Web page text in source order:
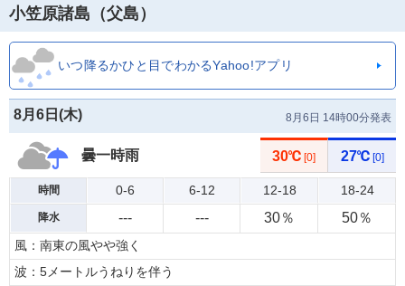
小笠原諸島（父島）
いつ降るかひと目でわかるYahoo!アプリ
8月6日(木) 8月6日 14時00分発表
曇一時雨 30℃ [0] 27℃ [0]
時間 0-6 6-12 12-18 18-24
降水 --- --- 30％ 50％
風：南東の風やや強く
波：5メートルうねりを伴う